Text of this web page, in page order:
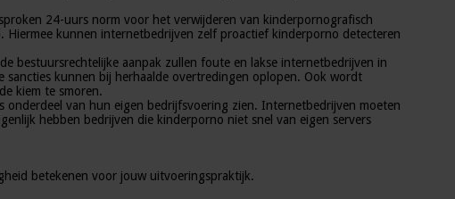
24-uurs norm voor het verwijderen van kinderpornografisch
Hiermee kunnen internetbedrijven zelf proactief kinderporno detecteren
bestuursrechtelijke aanpak zullen foute en lakse internetbedrijven in
sancties kunnen bij herhaalde overtredingen oplopen. Ook wordt
kiem te smoren.
onderdeel van hun eigen bedrijfsvoering zien. Internetbedrijven moeten
hebben bedrijven die kinderporno niet snel van eigen servers
betekenen voor jouw uitvoeringspraktijk.